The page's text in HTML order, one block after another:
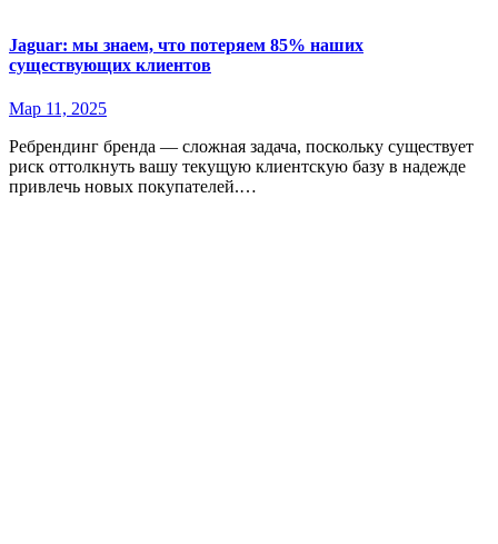
Jaguar: мы знаем, что потеряем 85% наших
существующих клиентов
Мар 11, 2025
Ребрендинг бренда — сложная задача, поскольку существует
риск оттолкнуть вашу текущую клиентскую базу в надежде
привлечь новых покупателей.…